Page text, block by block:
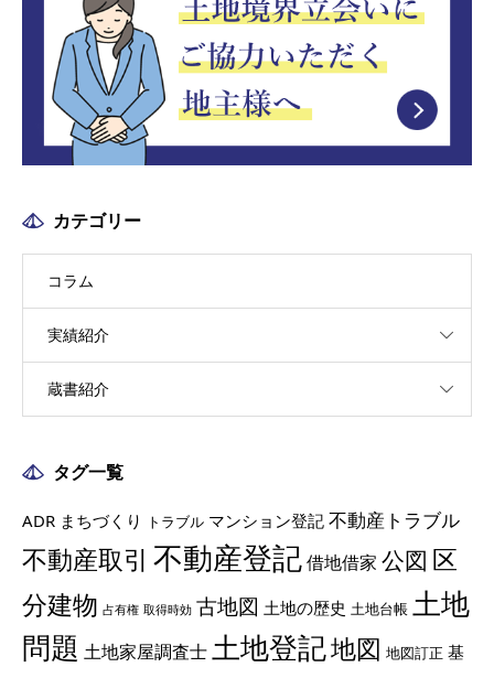
カテゴリー
コラム
実績紹介
蔵書紹介
タグ一覧
ADR まちづくり トラブル マンション登記 不動産トラブル
不動産取引 不動産登記借地借家 公図 区
分建物 占有権 取得時効 古地図 土地の歴史 土地台帳 土地
問題 土地家屋調査士土地登記地図 地図訂正 基